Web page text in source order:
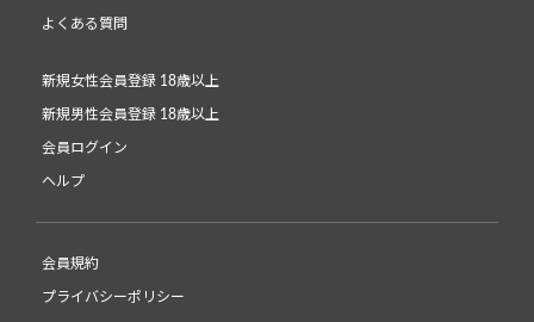
よくある質問
新規女性会員登録 18歳以上
新規男性会員登録 18歳以上
会員ログイン
ヘルプ
会員規約
プライバシーポリシー